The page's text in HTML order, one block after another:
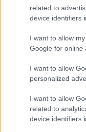
related to
device identifiers
I want to allow
Google for online
I want to allow
personalized
I want to allow
related to
device identifiers